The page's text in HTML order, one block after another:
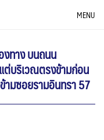
MENU
งทาง บนถนน
ต่บริเวณตรงข้ามก่อน
มซอยรามอินทรา 57